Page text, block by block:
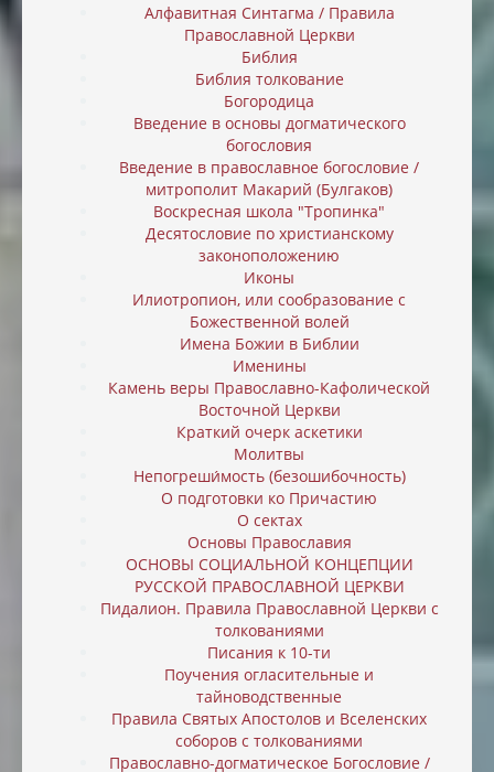
Алфавитная Синтагма / Правила
Православной Церкви
Библия
Библия толкование
Богородица
Введение в основы догматического
богословия
Введение в православное богословие /
митрополит Макарий (Булгаков)
Воскресная школа "Тропинка"
Десятословие по христианскому
законоположению
Иконы
Илиотропион, или cообразование с
Божественной волей
Имена Божии в Библии
Именины
Камень веры Православно-Кафолической
Восточной Церкви
Краткий очерк аскетики
Молитвы
Непогреши́мость (безошибочность)
О подготовки ко Причастию
О сектах
Основы Православия
ОСНОВЫ СОЦИАЛЬНОЙ КОНЦЕПЦИИ
РУССКОЙ ПРАВОСЛАВНОЙ ЦЕРКВИ
Пидалион. Правила Православной Церкви с
толкованиями
Писания к 10-ти
Поучения огласительные и
тайноводственные
Правила Святых Апостолов и Вселенских
соборов с толкованиями
Православно-догматическое Богословие /